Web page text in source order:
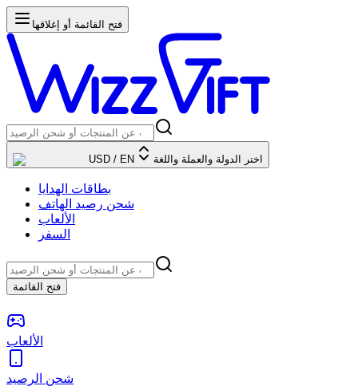
فتح القائمة أو إغلاقها
USD / EN اختر الدولة والعملة واللغة
بطاقات الهدايا
شحن رصيد الهاتف
الألعاب
السفر
فتح القائمة
الألعاب
شحن الرصيد